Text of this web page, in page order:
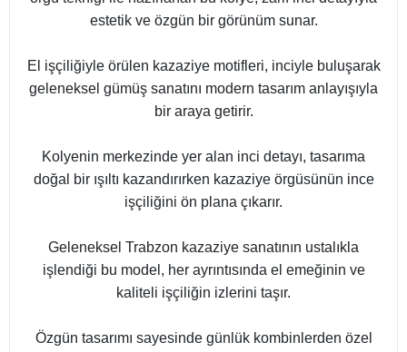
estetik ve özgün bir görünüm sunar.
El işçiliğiyle örülen kazaziye motifleri, inciyle buluşarak
geleneksel gümüş sanatını modern tasarım anlayışıyla
bir araya getirir.
Kolyenin merkezinde yer alan inci detayı, tasarıma
doğal bir ışıltı kazandırırken kazaziye örgüsünün ince
işçiliğini ön plana çıkarır.
Geleneksel Trabzon kazaziye sanatının ustalıkla
işlendiği bu model, her ayrıntısında el emeğinin ve
kaliteli işçiliğin izlerini taşır.
Özgün tasarımı sayesinde günlük kombinlerden özel